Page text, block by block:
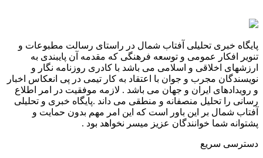
پایگاه خبری تحلیلی آفتاب شمال در راستای رسالت مطبوعات و
تنویر افکار عمومی و توسعه فرهنگی که مقدمه آن پایبندی به
ارزشهای اخلاقی و اسلامی می باشد با کادری روزنامه نگار و
نویسندگان مجرب و جوان با اعتقاد به کار تیمی در پی انعکاس اخبار
و رویدادهای ایران و جهان می باشد . لازمه موفقیت در امر اطلاع
رسانی را تحلیل منصفانه و منطقی می داند .پایگاه خبری و تحلیلی
آفتاب شمال بر این باور است که این امر مهم بدون حمایت و
پشتوانه شما خوانندگان عزیز میسر نخواهد بود .
دسترسی سریع